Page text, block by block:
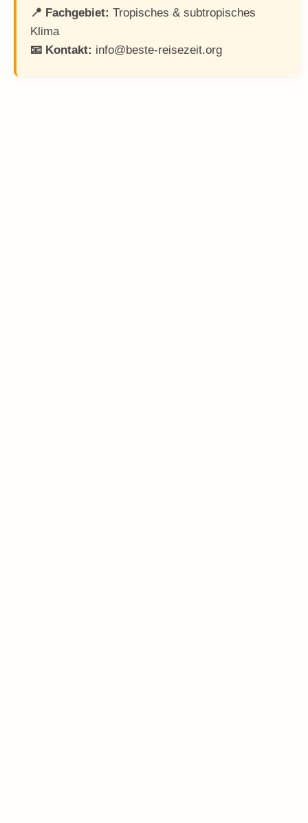
📍 Fachgebiet: Tropisches & subtropisches
Klima
📧 Kontakt: info@beste-reisezeit.org